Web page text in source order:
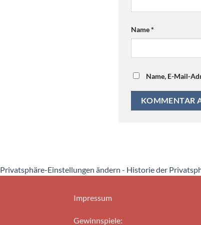
Name*
Name, E-Mail-
Privatsphäre-Einstellungen ändern - Historie der
Impressum
Gewinnspiele: